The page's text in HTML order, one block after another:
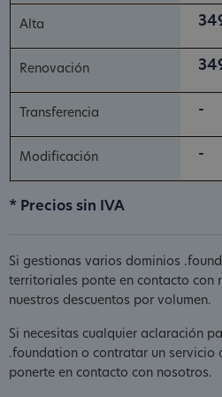
-
-
* Precios sin IVA
Si gestionas varios dominios
territoriales ponte en contacto con
nuestros descuentos por volumen.
Si necesitas cualquier aclaración
.foundation o contratar un servicio
ponerte en contacto con nosotros.